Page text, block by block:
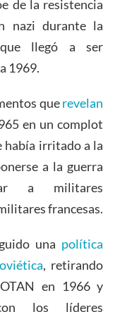
de la resistencia
nazi durante la
que llegó a ser
1969.
querevelan
en un complot
había irritado a la
a la guerra
a militares
francesas.
una política
, retirando
en 1966 y
los líderes